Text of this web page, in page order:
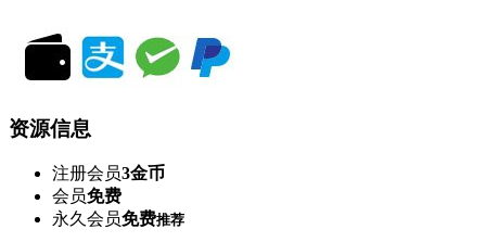
资源信息
注册会员3金币
会员免费
永久会员免费推荐